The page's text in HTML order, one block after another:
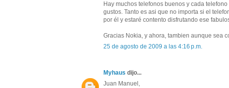
Hay muchos telefonos buenos y cada
gustos. Tanto es asi que no importa si el
por él y estaré contento disfrutando ese
Gracias Nokia, y ahora, tambien aunque sea
25 de agosto de 2009 a las 4:16 p.m.
Myhaus dijo...
Juan Manuel,